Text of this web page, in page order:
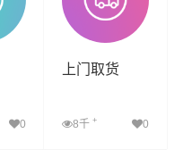
0
上门取货
8千 + 0